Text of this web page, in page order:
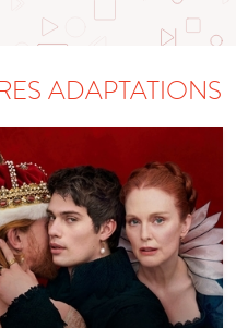
ADAPTATIONS